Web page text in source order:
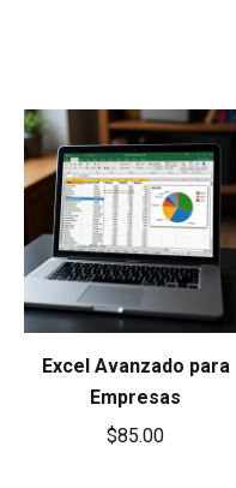
Excel Avanzado para
Empresas
$85.00